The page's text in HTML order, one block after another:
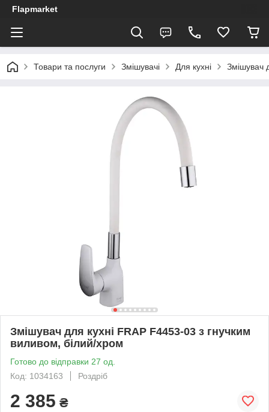
Flapmarket
Товари та послуги Змішувачі Для кухні Змішувач
Змішувач для кухні FRAP F4453-03 з гнучким
виливом, білий/хром
Готово до відправки 27 од.
Код: 1034163
Роздріб
2 385 ₴